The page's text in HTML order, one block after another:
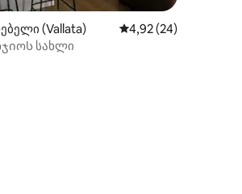
5,0, 12 მიმოხილვა
(Vallata) საშუალო შეფასებაა
4,92 (24)
სახლი